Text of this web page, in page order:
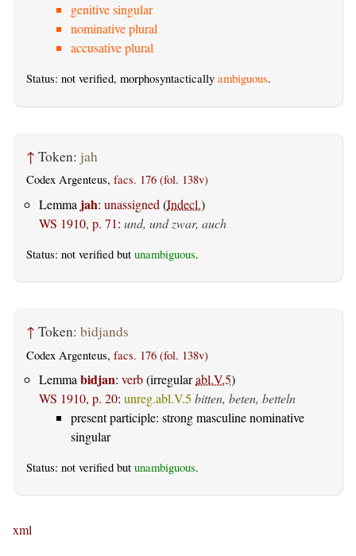
genitive singular
nominative plural
accusative plural
Status: not verified, morphosyntactically ambiguous.
↑ Token: jah
Codex Argenteus, facs. 176 (fol. 138v)
Lemma jah: unassigned (Indecl.)
WS 1910, p. 71: und, und zwar, auch
Status: not verified but unambiguous.
↑ Token: bidjands
Codex Argenteus, facs. 176 (fol. 138v)
Lemma bidjan: verb(irregularabl.V.5)
WS 1910, p. 20: unreg.abl.V.5 bitten, beten, betteln
present participle: strong masculine nominative
singular
Status: not verified but unambiguous.
xml